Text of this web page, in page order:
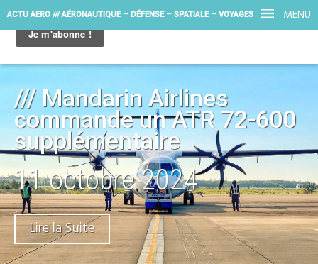
MENU
ACTU AERO /// AÉRONAUTIQUE – DÉFENSE – SPATIALE – VOYAGES
/// Mandarin Airlines
commande un ATR 72-600
supplémentaire
11 octobre 2024
Lire la Suite